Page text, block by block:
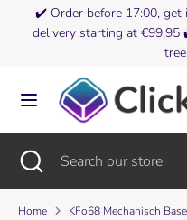
✔️ Order before 17:00,
delivery starting at €99,95
Currency
Belgium (EUR €)
SearchSearch
our
store
Search Search
our
store
Close
search
Home KFo68 Mechanisch